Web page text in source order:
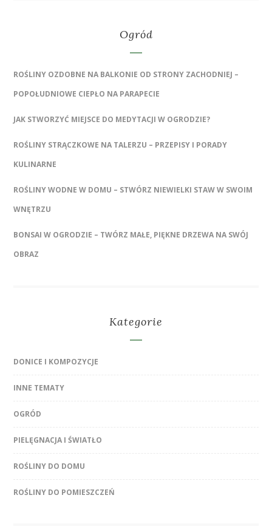
Ogród
ROŚLINY OZDOBNE NA BALKONIE OD STRONY ZACHODNIEJ –
POPOŁUDNIOWE CIEPŁO NA PARAPECIE
JAK STWORZYĆ MIEJSCE DO MEDYTACJI W OGRODZIE?
ROŚLINY STRĄCZKOWE NA TALERZU – PRZEPISY I PORADY
KULINARNE
ROŚLINY WODNE W DOMU – STWÓRZ NIEWIELKI STAW W SWOIM
WNĘTRZU
BONSAI W OGRODZIE – TWÓRZ MAŁE, PIĘKNE DRZEWA NA SWÓJ
OBRAZ
Kategorie
DONICE I KOMPOZYCJE
INNE TEMATY
OGRÓD
PIELĘGNACJA I ŚWIATŁO
ROŚLINY DO DOMU
ROŚLINY DO POMIESZCZEŃ